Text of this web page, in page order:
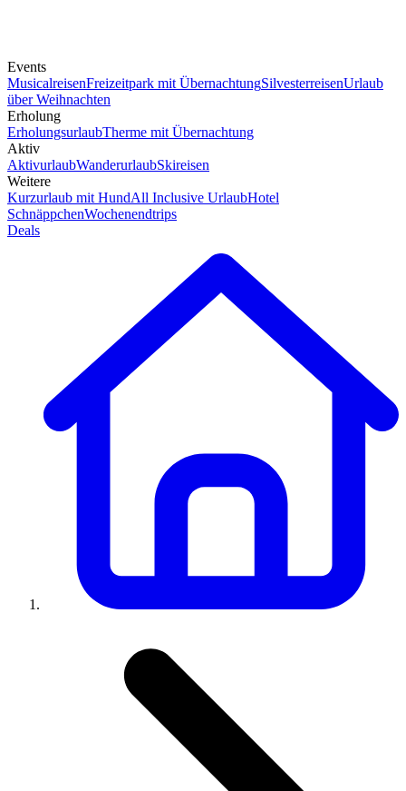
Events
MusicalreisenFreizeitpark mit ÜbernachtungSilvesterreisenUrlaub
über Weihnachten
Erholung
ErholungsurlaubTherme mit Übernachtung
Aktiv
AktivurlaubWanderurlaubSkireisen
Weitere
Kurzurlaub mit HundAll Inclusive UrlaubHotel
SchnäppchenWochenendtrips
Deals